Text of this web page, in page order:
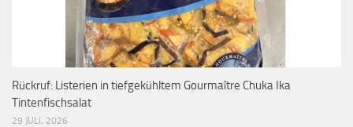
Rückruf: Listerien in tiefgekühltem Gourmaître Chuka Ika
Tintenfischsalat
29 JULI, 2026